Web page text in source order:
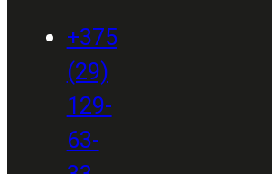
+375
(29)
129-
63-